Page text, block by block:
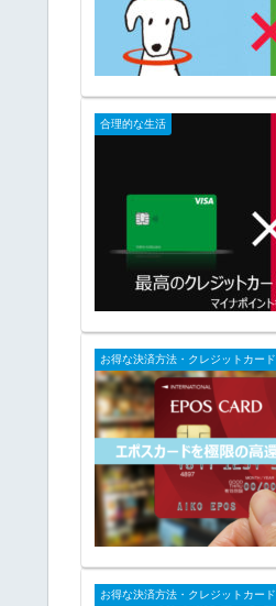
合理的な生活
お得な決済方法・クレジットカード
お得な決済方法・クレジットカード